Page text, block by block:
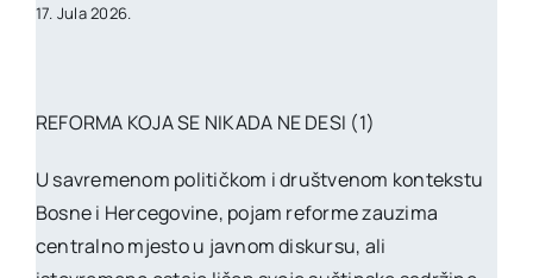
17. Jula 2026.
REFORMA KOJA SE NIKADA NE DESI (1)
U savremenom političkom i društvenom kontekstu
Bosne i Hercegovine, pojam reforme zauzima
centralno mjesto u javnom diskursu, ali